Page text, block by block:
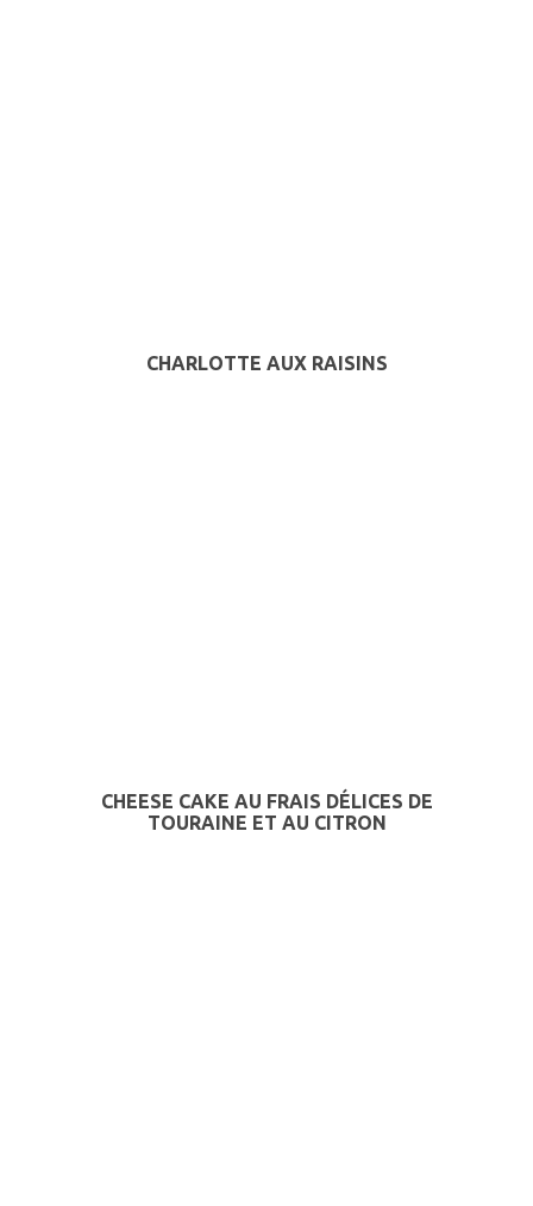
CHARLOTTE AUX RAISINS
CHEESE CAKE AU FRAIS DÉLICES DE
TOURAINE ET AU CITRON